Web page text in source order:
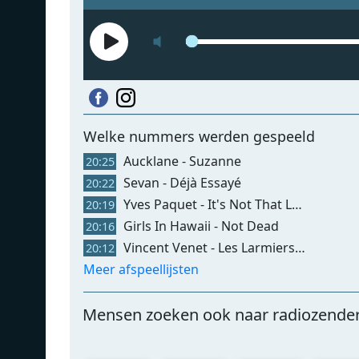
Welke nummers werden gespeeld
20:25 Aucklane - Suzanne
20:22 Sevan - Déjà Essayé
20:19 Yves Paquet - It's Not That Late
20:16 Girls In Hawaii - Not Dead
20:12
Vincent Venet - Les Larmiers Du Bonheur
Meer afspeellijsten
Mensen zoeken ook naar